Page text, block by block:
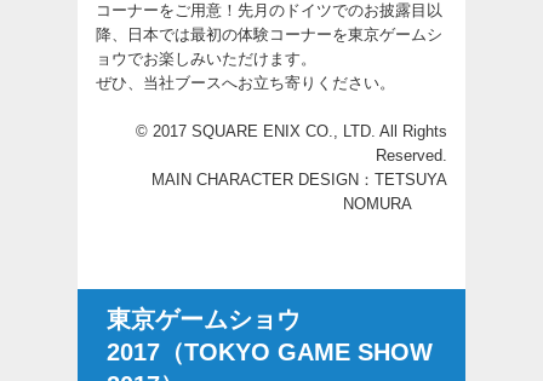
コーナーをご用意！先月のドイツでのお披露目以
降、日本では最初の体験コーナーを東京ゲームシ
ョウでお楽しみいただけます。
ぜひ、当社ブースへお立ち寄りください。
© 2017 SQUARE ENIX CO., LTD. All Rights
Reserved.
MAIN CHARACTER DESIGN：TETSUYA
NOMURA
東京ゲームショウ
2017（TOKYO GAME SHOW